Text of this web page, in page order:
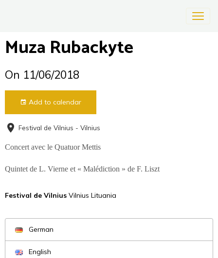
Muza Rubackyte
On 11/06/2018
Add to calendar
Festival de Vilnius - Vilnius
Concert avec le Quatuor Mettis
Quintet de L. Vierne et « Malédiction » de F. Liszt
Festival de Vilnius Vilnius Lituania
German
English